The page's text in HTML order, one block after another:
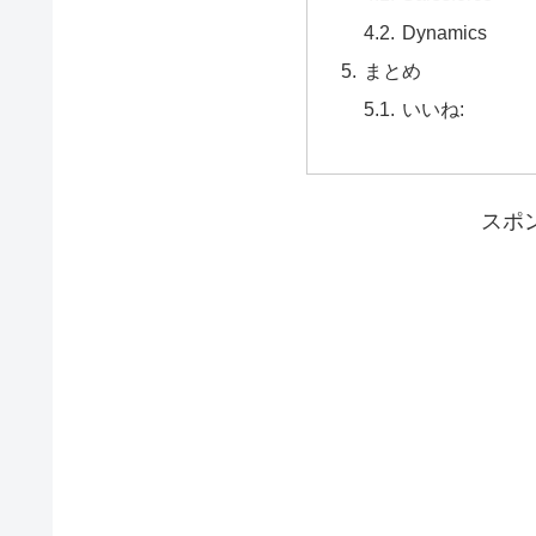
Dynamics
まとめ
いいね:
スポ